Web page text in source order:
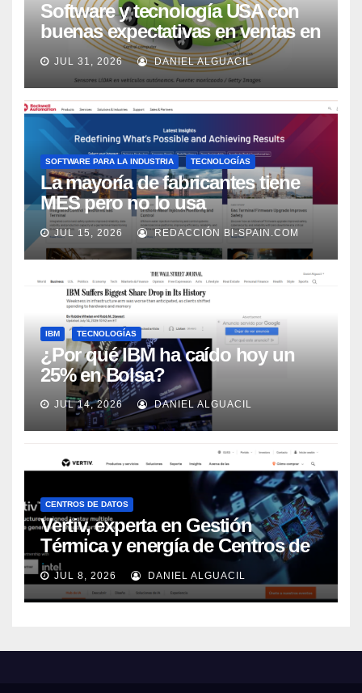
Software y tecnología USA con
buenas expectativas en ventas en
los próximos 2 años, según
Market Watch
JUL 31, 2026 DANIEL ALGUACIL
SOFTWARE PARA LA INDUSTRIA TECNOLOGÍAS
La mayoría de fabricantes tiene
MES pero no lo usa
adecuadamente, según Rockwell
Automation
JUL 15, 2026 REDACCIÓN BI-SPAIN.COM
IBM TECNOLOGÍAS
¿Por qué IBM ha caído hoy un
25% en Bolsa?
JUL 14, 2026 DANIEL ALGUACIL
CENTROS DE DATOS
Vertiv, experta en Gestión
Térmica y energía de Centros de
Datos, sigue su crecimiento
imparable
JUL 8, 2026 DANIEL ALGUACIL